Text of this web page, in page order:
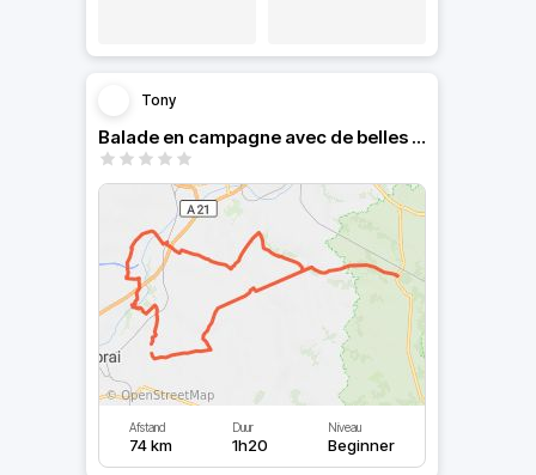
Tony
Balade en campagne avec de belles courbes
Afstand
74 km
Duur
1h20
Niveau
Beginner